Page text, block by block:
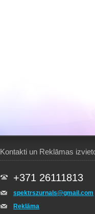
Kontakti un Reklāmas
+371 26111813
spektrszurnals@gmail.com
Reklāma